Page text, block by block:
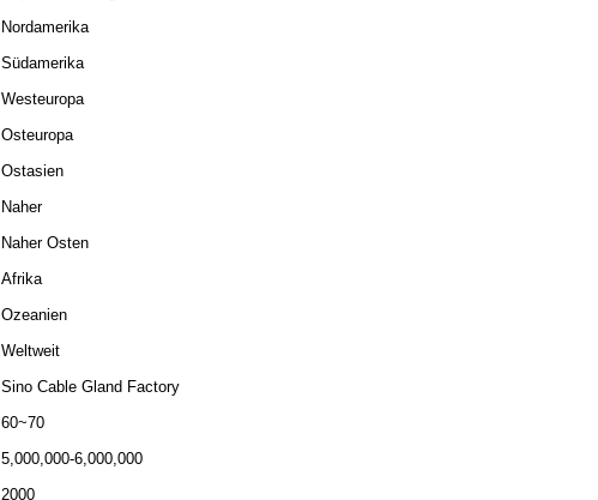
Nordamerika
Südamerika
Westeuropa
Osteuropa
Ostasien
Naher
Naher Osten
Afrika
Ozeanien
Weltweit
Sino Cable Gland Factory
60~70
5,000,000-6,000,000
2000